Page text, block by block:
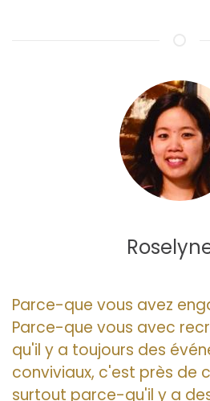
Parce-que vous avez
Parce-que vous avec
qu'il y a toujours des
conviviaux, c'est près de
surtout parce-qu'il y a